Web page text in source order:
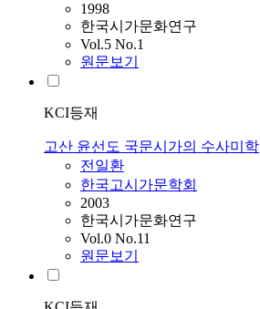
1998
한국시가문화연구
Vol.5 No.1
원문보기
KCI등재
고산 윤선도 국문시가의 수사미학
전일환
한국고시가문학회
2003
한국시가문화연구
Vol.0 No.11
원문보기